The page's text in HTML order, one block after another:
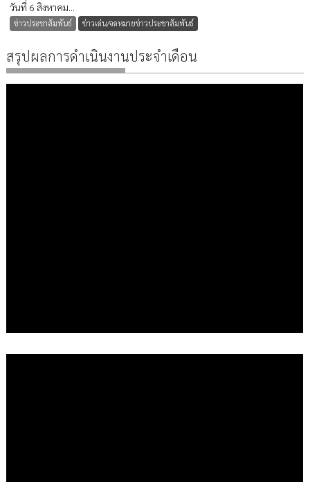
วันที่ 6 สิงหาคม...
ข่าวประชาสัมพันธ์ ข่าวเด่น/จดหมายข่าวประชาสัมพันธ์
สรุปผลการดำเนินงานประจำเดือน